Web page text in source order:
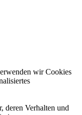
wir Cookies
deren Verhalten und